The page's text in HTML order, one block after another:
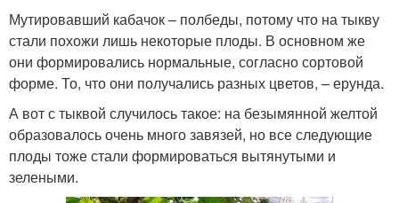
Мутировавший кабачок – полбеды, потому что на тыкву
стали похожи лишь некоторые плоды. В основном же
они формировались нормальные, согласно сортовой
форме. То, что они получались разных цветов, – ерунда.
А вот с тыквой случилось такое: на безымянной желтой
образовалось очень много завязей, но все следующие
плоды тоже стали формироваться вытянутыми и
зелеными.